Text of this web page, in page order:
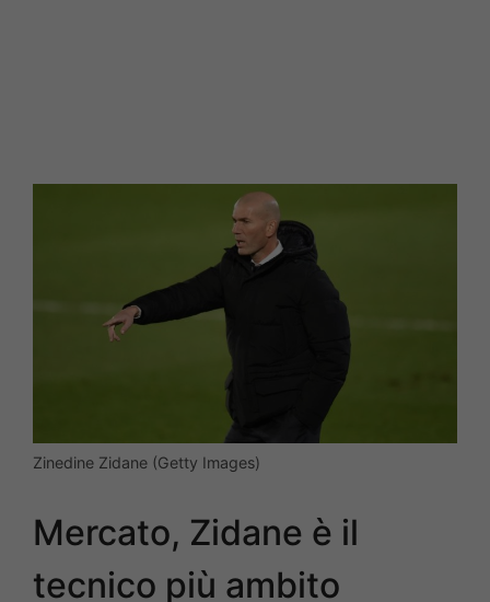
Zinedine Zidane (Getty Images)
Mercato, Zidane è il
tecnico più ambito